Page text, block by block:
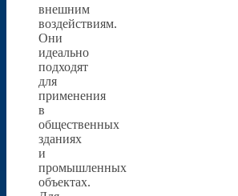
внешним
воздействиям.
Они
идеально
подходят
для
применения
в
общественных
зданиях
и
промышленных
объектах.